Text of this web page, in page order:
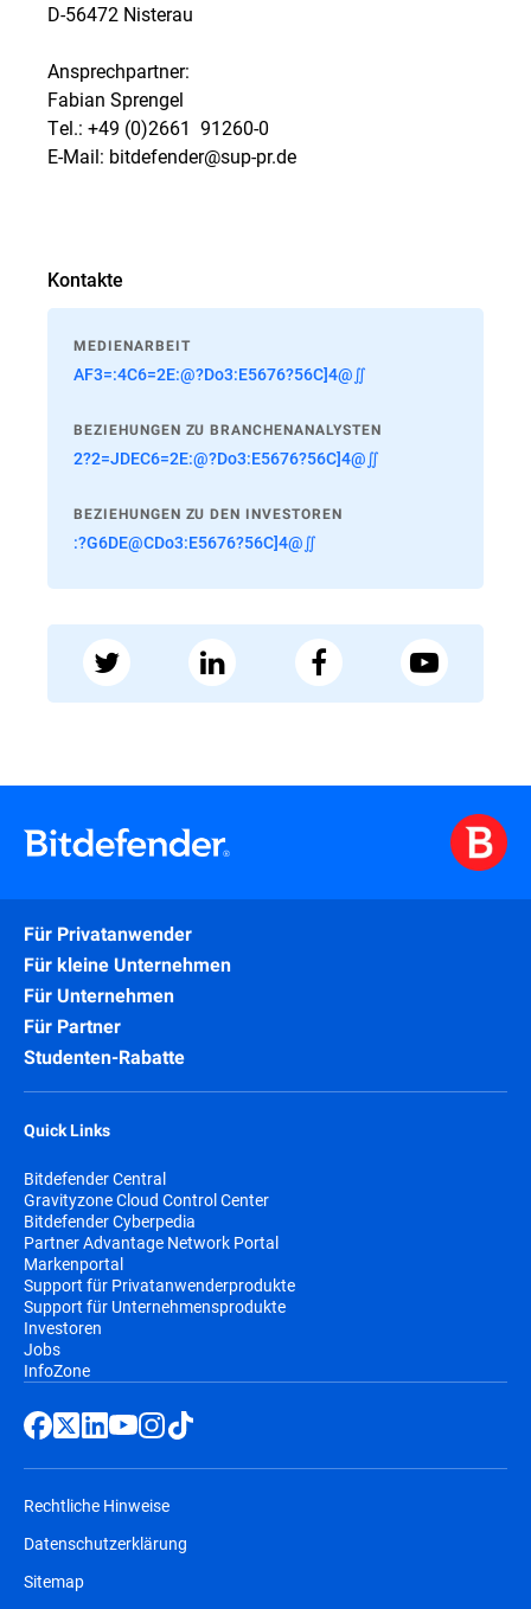
D-56472 Nisterau
Ansprechpartner:
Fabian Sprengel
Tel.: +49 (0)2661  91260-0
E-Mail: bitdefender@sup-pr.de
Kontakte
MEDIENARBEIT
AF3=:4C6=2E:@?Do3:E5676?56C]4@∬
BEZIEHUNGEN ZU BRANCHENANALYSTEN
2?2=JDEC6=2E:@?Do3:E5676?56C]4@∬
BEZIEHUNGEN ZU DEN INVESTOREN
:?G6DE@CDo3:E5676?56C]4@∬
Für Privatanwender
Für kleine Unternehmen
Für Unternehmen
Für Partner
Studenten-Rabatte
Quick Links
Bitdefender Central
Gravityzone Cloud Control Center
Bitdefender Cyberpedia
Partner Advantage Network Portal
Markenportal
Support für Privatanwenderprodukte
Support für Unternehmensprodukte
Investoren
Jobs
InfoZone
Rechtliche Hinweise
Datenschutzerklärung
Sitemap